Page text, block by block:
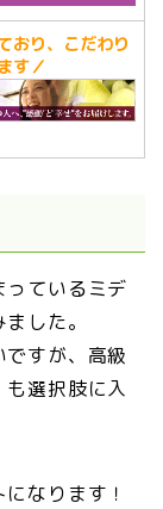
おり、こだわり
す／
ているミデ
した。
すが、高級
選択肢に入
なります！